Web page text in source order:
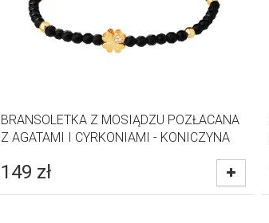
BRANSOLETKA Z MOSIĄDZU POZŁACANA
Z AGATAMI I CYRKONIAMI - KONICZYNA
149 zł